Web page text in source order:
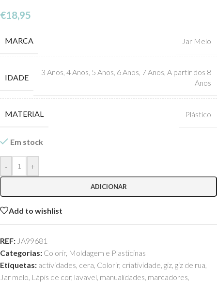
€18,95
MARCA Jar Melo
IDADE
3 Anos, 4 Anos, 5 Anos, 6 Anos, 7 Anos, A partir dos 8
Anos
MATERIAL Plástico
Em stock
- +
ADICIONAR
Add to wishlist
REF: JA99681
Categorias: Colorir, Moldagem e Plasticinas
Etiquetas: actividades, cera, Colorir, criatividade, giz, giz de rua,
Jar melo, Lápis de cor, lavavel, manualidades, marcadores,